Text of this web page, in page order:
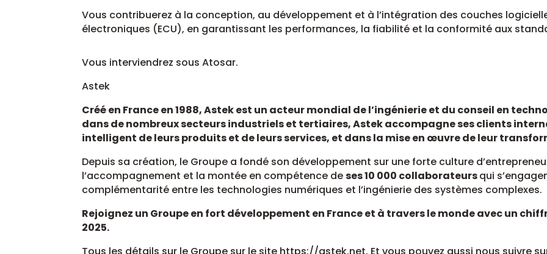
Vous contribuerez à la conception, au développement et à l’intégration des couches
électroniques (ECU), en garantissant les performances, la fiabilité et la conformité aux
Vous interviendrez sous Atosar.
Astek
Créé en France en 1988, Astek est un acteur mondial de l’ingénierie et du conseil en
dans de nombreux secteurs industriels et tertiaires, Astek accompagne ses clients
intelligent de leurs produits et de leurs services, et dans la mise en œuvre de leur
Depuis sa création, le Groupe a fondé son développement sur une forte culture
l’accompagnement et la montée en compétence deses 10 000 collaborateursqui
complémentarité entre les technologies numériques et l’ingénierie des systèmes complexes.
Rejoignez un Groupe en fort développement en France et à travers le monde avec un
2025.